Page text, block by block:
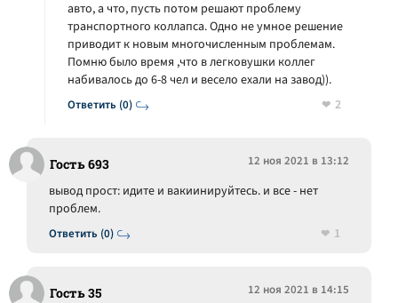
Ответить (0)
авто, а что, пусть потом решают проблему
транспортного коллапса. Одно не умное решение
приводит к новым многочисленным проблемам.
Помню было время ,что в легковушки коллег
набивалось до 6-8 чел и весело ехали на завод)).
2
Гость 693 12 ноя 2021 в 13:12
Ответить (0)
вывод прост: идите и вакиинируйтесь. и все - нет
проблем.
1
Гость 35 12 ноя 2021 в 14:15